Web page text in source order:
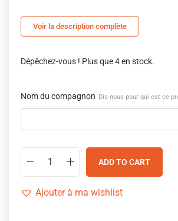
Voir la description complète
Dépêchez-vous ! Plus que 4 en stock.
Nom du compagnon Dis-nous pour qui est ce
ADD TO CART
Ajouter à ma wishlist